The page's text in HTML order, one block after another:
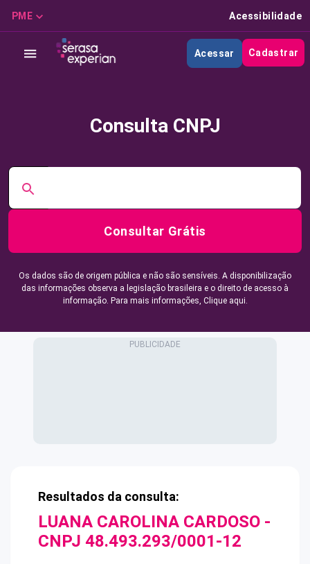
PME Acessibilidade
Acessar Cadastrar
Consulta CNPJ
Consultar Grátis
Os dados são de origem pública e não são sensíveis. A disponibilização
das informações observa a legislação brasileira e o direito de acesso à
informação. Para mais informações, Clique aqui.
Resultados da consulta:
LUANA CAROLINA CARDOSO -
CNPJ 48.493.293/0001-12